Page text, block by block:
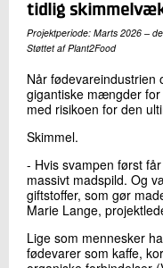
tidlig
Projektperiode: Marts 2026 –
Støttet af Plant2Food
Når fødevareindustrien
gigantiske mængder
med risikoen for den
Skimmel.
- Hvis svampen først
massivt madspild. Og
giftstoffer, som gør
Marie Lange,
Lige som mennesker
fødevarer som kaffe,